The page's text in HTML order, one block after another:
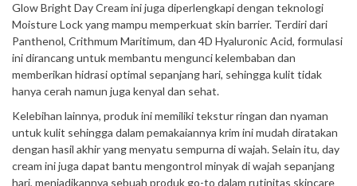
Glow Bright Day Cream ini juga diperlengkapi dengan teknologi
Moisture Lock yang mampu memperkuat skin barrier. Terdiri dari
Panthenol, Crithmum Maritimum, dan 4D Hyaluronic Acid, formulasi
ini dirancang untuk membantu mengunci kelembaban dan
memberikan hidrasi optimal sepanjang hari, sehingga kulit tidak
hanya cerah namun juga kenyal dan sehat.
Kelebihan lainnya, produk ini memiliki tekstur ringan dan nyaman
untuk kulit sehingga dalam pemakaiannya krim ini mudah diratakan
dengan hasil akhir yang menyatu sempurna di wajah. Selain itu, day
cream ini juga dapat bantu mengontrol minyak di wajah sepanjang
hari, menjadikannya sebuah produk go-to dalam rutinitas skincare